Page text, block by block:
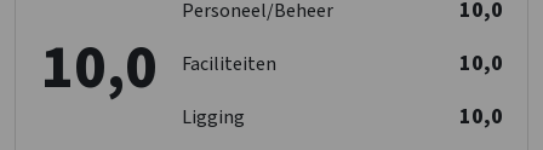
Magnetron
10,0
Personeel/Beheer 10,0
Faciliteiten 10,0
Ligging 10,0